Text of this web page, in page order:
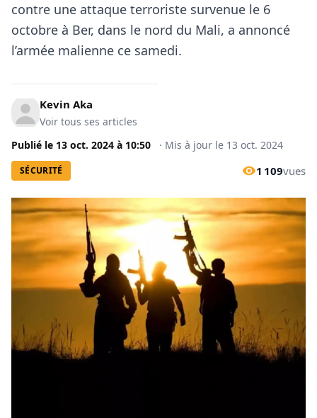
contre une attaque terroriste survenue le 6
octobre à Ber, dans le nord du Mali, a annoncé
l’armée malienne ce samedi.
Kevin Aka
Voir tous ses articles
Publié le 13 oct. 2024 à 10:50 · Mis à jour le 13 oct. 2024
SÉCURITÉ 1 109vues